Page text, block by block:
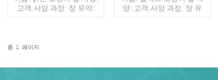
고객 사양 과정: 장 유약:
BQF 40%(맞춤형) 포장:
출 min. 주문: 20피트 컨테
불: 보자마자 TT / С확인된
양: 고객 사양 과정: 장 유
약: BQF 40%(맞춤형) 포장:
불: 보자마자 TT / С확인된
취소 불가능한 LC 배송: 입
총 1 페이지